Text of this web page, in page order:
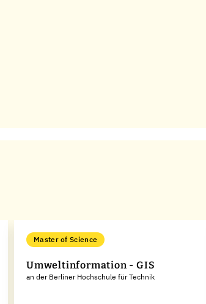
Master of Science
Umweltinformation - GIS
an der Berliner Hochschule für Technik